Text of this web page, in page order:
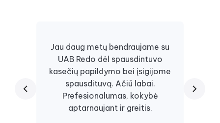
Jau daug metų bendraujame su
UAB Redo dėl spausdintuvo
kasečių papildymo bei įsigijome
spausdituvą. Ačiū labai.
Prefesionalumas, kokybė
aptarnaujant ir greitis.